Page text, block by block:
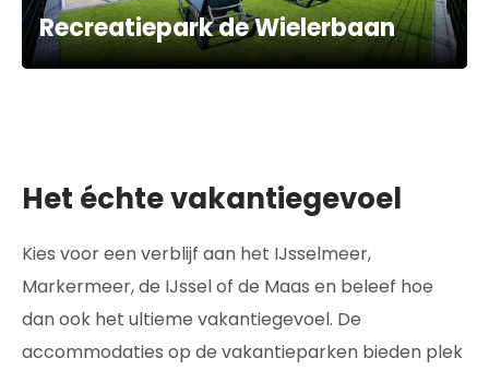
Recreatiepark de Wielerbaan
Het échte vakantiegevoel
Kies voor een verblijf aan het IJsselmeer,
Markermeer, de IJssel of de Maas en beleef hoe
dan ook het ultieme vakantiegevoel. De
accommodaties op de vakantieparken bieden plek